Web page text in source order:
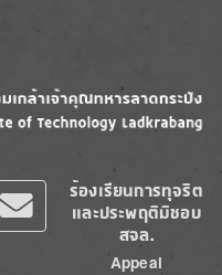
ร้องเรียนการทุจริต
และประพฤติมิชอบ
สจล.
Appeal